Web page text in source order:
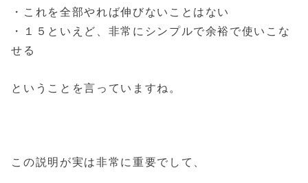
・これを全部やれば伸びないことはない
・１５といえど、非常にシンプルで余裕で使いこな
せる
ということを言っていますね。
この説明が実は非常に重要でして、